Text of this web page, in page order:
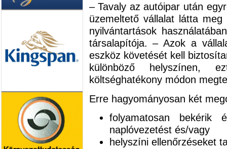
– Tavaly az autóipar után
üzemeltető vállalat látta
nyilvántartások
társalapítója. – Azok a
eszköz követését kell
különböző helyszínen,
költséghatékony módon
Erre hagyományosan két
folyamatosan
naplóvezetést és/vagy
helyszíni ellenőrzéseket